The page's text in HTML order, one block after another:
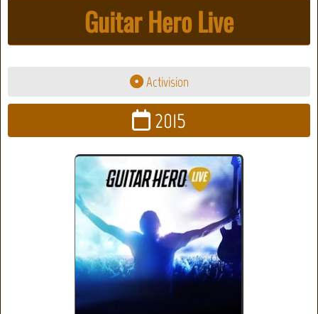
Guitar Hero Live
Activision
2015